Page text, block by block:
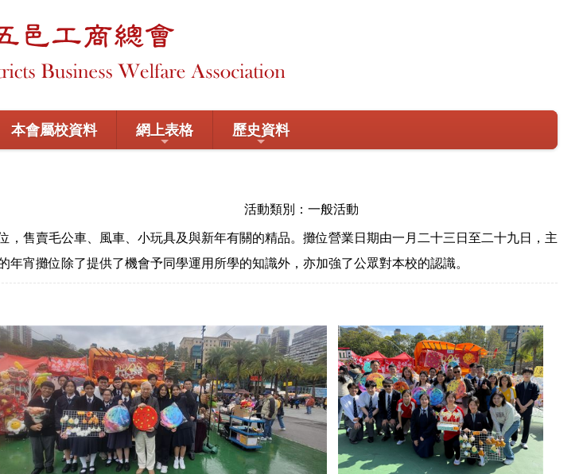
本會屬校資料 網上表格 歷史資料
活動類別：一般活動
售賣毛公車、風車、小玩具及與新年有關的精品。攤位營業日期由一月二十三日至二十九日，主
宵攤位除了提供了機會予同學運用所學的知識外，亦加強了公眾對本校的認識。